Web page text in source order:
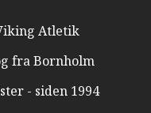
Atletik
fra Bornholm
- siden 1994